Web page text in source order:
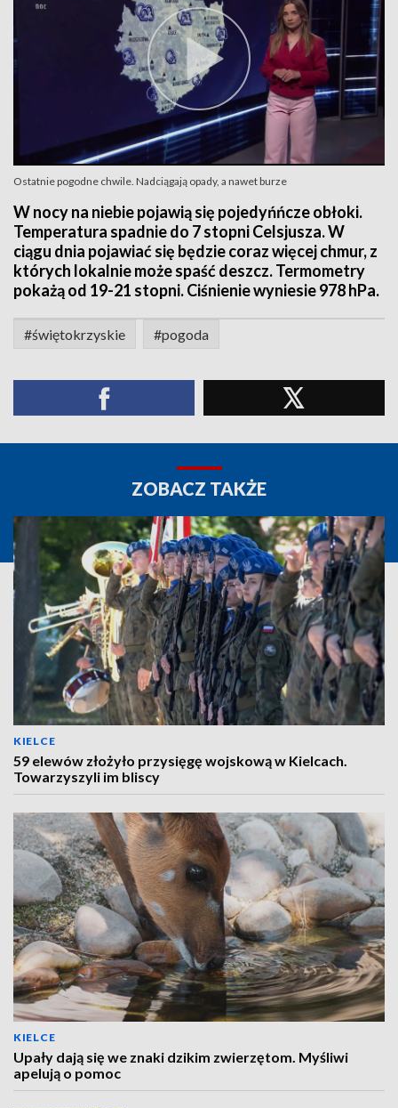
Ostatnie pogodne chwile. Nadciągają opady, a nawet burze
W nocy na niebie pojawią się pojedyńńcze obłoki.
Temperatura spadnie do 7 stopni Celsjusza. W
ciągu dnia pojawiać się będzie coraz więcej chmur, z
których lokalnie może spaść deszcz. Termometry
pokażą od 19-21 stopni. Ciśnienie wyniesie 978 hPa.
#świętokrzyskie #pogoda
ZOBACZ TAKŻE
KIELCE
59 elewów złożyło przysięgę wojskową w Kielcach.
Towarzyszyli im bliscy
KIELCE
Upały dają się we znaki dzikim zwierzętom. Myśliwi
apelują o pomoc